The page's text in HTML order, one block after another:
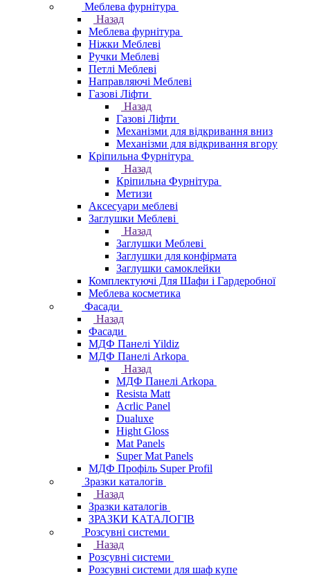
Меблева фурнітура
Назад
Меблева фурнітура
Ніжки Меблеві
Ручки Меблеві
Петлі Меблеві
Направляючі Меблеві
Газові Ліфти
Назад
Газові Ліфти
Механізми для відкривання вниз
Механізми для відкривання вгору
Кріпильна Фурнітура
Назад
Кріпильна Фурнітура
Метизи
Аксесуари меблеві
Заглушки Меблеві
Назад
Заглушки Меблеві
Заглушки для конфірмата
Заглушки самоклейки
Комплектуючі Для Шафи і Гардеробної
Меблева косметика
Фасади
Назад
Фасади
МДФ Панелі Yildiz
МДФ Панелі Arkopa
Назад
МДФ Панелі Arkopa
Resista Matt
Acrlic Panel
Dualuxe
Hight Gloss
Mat Panels
Super Mat Panels
МДФ Профіль Super Profil
Зразки каталогів
Назад
Зразки каталогів
ЗРАЗКИ КАТАЛОГІВ
Розсувні системи
Назад
Розсувні системи
Розсувні системи для шаф купе